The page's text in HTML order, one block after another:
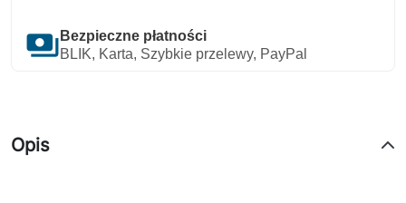
payments Bezpieczne płatności
BLIK, Karta, Szybkie przelewy, PayPal
Opis